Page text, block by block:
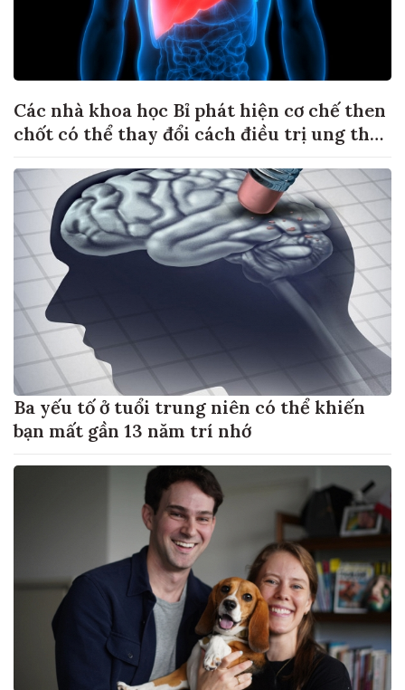
Các nhà khoa học Bỉ phát hiện cơ chế then
chốt có thể thay đổi cách điều trị ung thư
Ba yếu tố ở tuổi trung niên có thể khiến
bạn mất gần 13 năm trí nhớ